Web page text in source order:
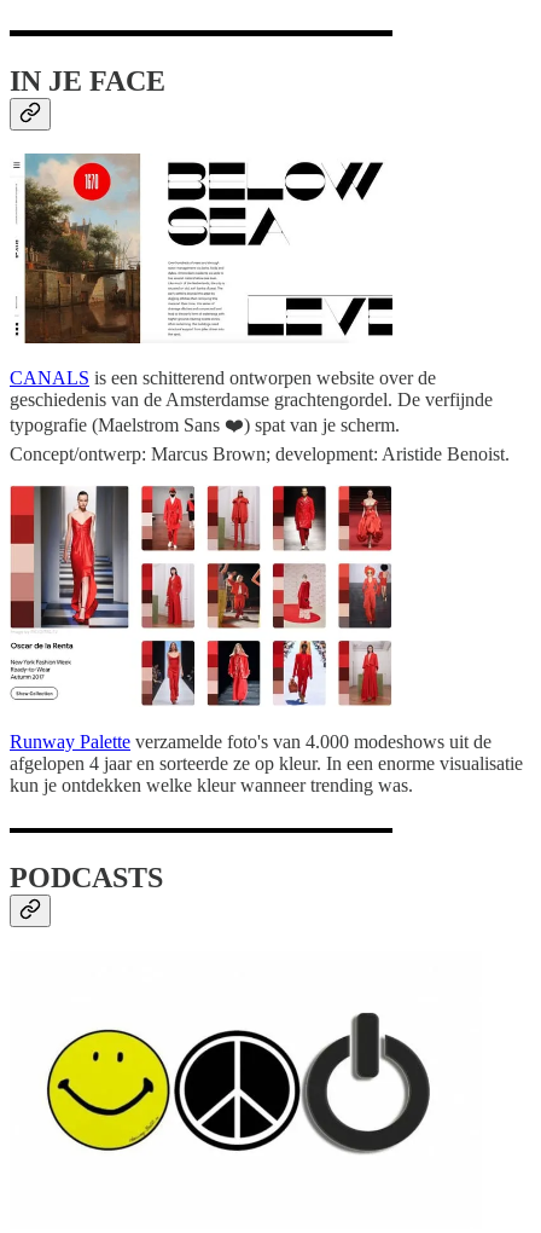
IN JE FACE
CANALS is een schitterend ontworpen website over de
geschiedenis van de Amsterdamse grachtengordel. De verfijnde
typografie (Maelstrom Sans ❤️) spat van je scherm.
Concept/ontwerp: Marcus Brown; development: Aristide Benoist.
Runway Palette verzamelde foto's van 4.000 modeshows uit de
afgelopen 4 jaar en sorteerde ze op kleur. In een enorme visualisatie
kun je ontdekken welke kleur wanneer trending was.
PODCASTS